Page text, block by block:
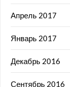
Апрель 2017
Январь 2017
Декабрь 2016
Сентябрь 2016